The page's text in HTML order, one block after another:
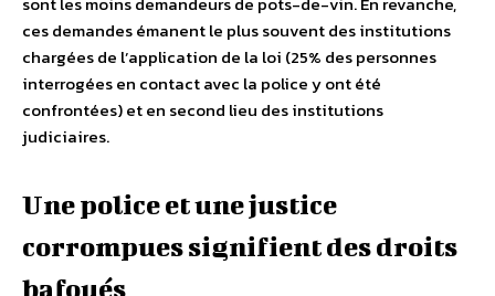
ces demandes émanent le plus souvent des institutions
chargées de l’application de la loi (25% des personnes
interrogées en contact avec la police y ont été
confrontées) et en second lieu des institutions
judiciaires.
Une police et une justice
corrompues signifient des droits
bafoués